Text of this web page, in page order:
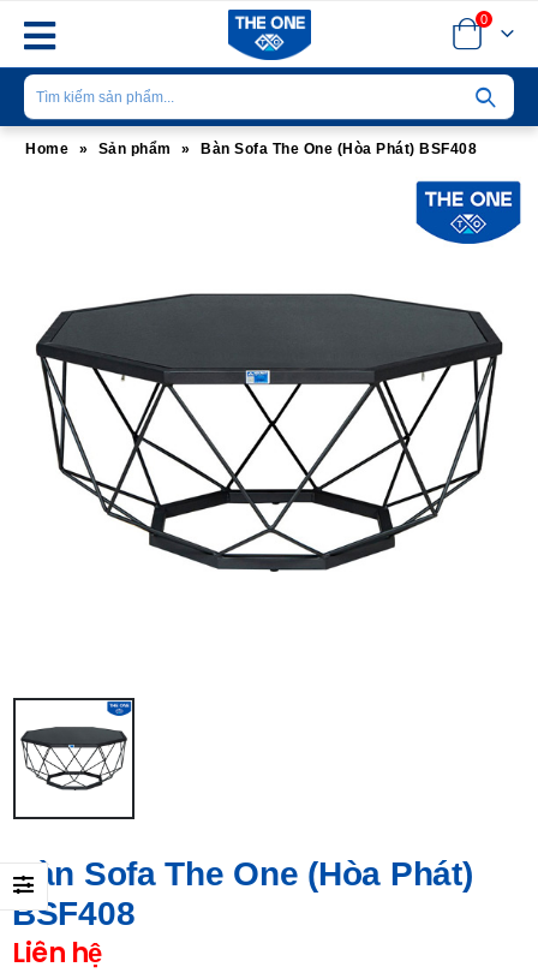
0
Home » Sản phẩm » Bàn Sofa The One (Hòa Phát) BSF408
Bàn Sofa The One (Hòa Phát)
BSF408
Liên hệ